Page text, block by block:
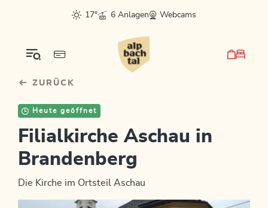
sr.skip-to.main-content
sr.skip-to.table-of-contents
sr.skip-to.main-navigation
17°
6 Anlagen Webcams
ZURÜCK
Heute geöffnet
Filialkirche Aschau in
Brandenberg
Die Kirche im Ortsteil Aschau